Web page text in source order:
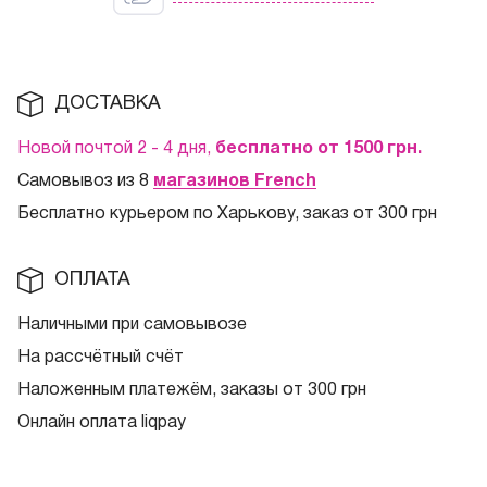
ДОСТАВКА
Новой почтой 2 - 4 дня, бесплатно от 1500 грн.
Самовывоз из 8 магазинов French
Бесплатно курьером по Харькову, заказ от 300 грн
ОПЛАТА
Наличными при самовывозе
На рассчётный счёт
Наложенным платежём, заказы от 300 грн
Онлайн оплата liqpay